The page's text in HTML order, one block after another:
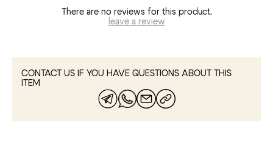
There are no reviews for this product.
leave a review
CONTACT US IF YOU HAVE QUESTIONS ABOUT THIS
ITEM